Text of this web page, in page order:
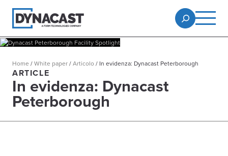
Home /White paper/Articolo/ In evidenza: Dynacast Peterborough
ARTICLE
In evidenza: Dynacast
Peterborough